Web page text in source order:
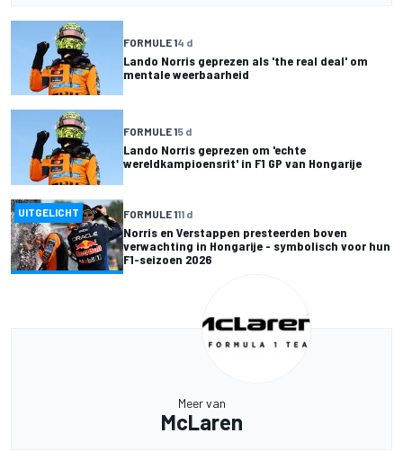
FORMULE 14 d
Lando Norris geprezen als 'the real deal' om
mentale weerbaarheid
FORMULE 15 d
Lando Norris geprezen om 'echte
wereldkampioensrit' in F1 GP van Hongarije
UITGELICHT FORMULE 111 d
Norris en Verstappen presteerden boven
verwachting in Hongarije - symbolisch voor hun
F1-seizoen 2026
Meer van
McLaren